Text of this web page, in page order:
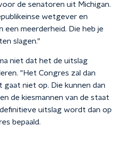
de senatoren uit Michigan.
wetgever en
een meerderheid. Die heb je
slagen."
niet dat het de uitslag
"Het Congres zal dan
niet op. Die kunnen dan
de kiesmannen van de staat
uitslag wordt dan op
bepaald.